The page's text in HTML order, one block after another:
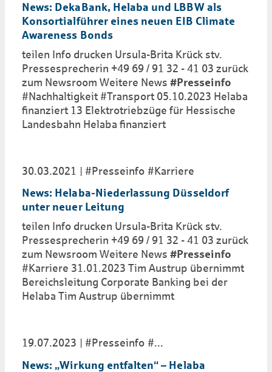
News: DekaBank, Helaba und LBBW als
Konsortialführer eines neuen EIB Climate
Awareness Bonds
teilen Info drucken Ursula-Brita Krück stv.
Pressesprecherin +49 69 / 91 32 - 41 03 zurück
zum Newsroom Weitere News #Presseinfo
#Nachhaltigkeit #Transport 05.10.2023 Helaba
finanziert 13 Elektrotriebzüge für Hessische
Landesbahn Helaba finanziert
30.03.2021 #Presseinfo #Karriere
News: Helaba-Niederlassung Düsseldorf
unter neuer Leitung
teilen Info drucken Ursula-Brita Krück stv.
Pressesprecherin +49 69 / 91 32 - 41 03 zurück
zum Newsroom Weitere News #Presseinfo
#Karriere 31.01.2023 Tim Austrup übernimmt
Bereichsleitung Corporate Banking bei der
Helaba Tim Austrup übernimmt
19.07.2023 #Presseinfo
...
News: „Wirkung entfalten“ – Helaba